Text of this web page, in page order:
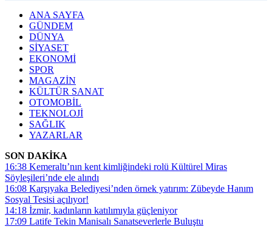
ANA SAYFA
GÜNDEM
DÜNYA
SİYASET
EKONOMİ
SPOR
MAGAZİN
KÜLTÜR SANAT
OTOMOBİL
TEKNOLOJİ
SAĞLIK
YAZARLAR
SON DAKİKA
16:38 Kemeraltı’nın kent kimliğindeki rolü Kültürel Miras
Söyleşileri’nde ele alındı
16:08 Karşıyaka Belediyesi’nden örnek yatırım: Zübeyde Hanım
Sosyal Tesisi açılıyor!
14:18 İzmir, kadınların katılımıyla güçleniyor
17:09 Latife Tekin Manisalı Sanatseverlerle Buluştu